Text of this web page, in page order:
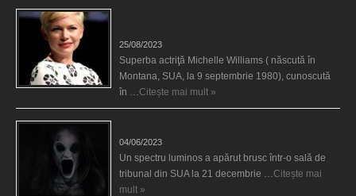
25/08/2023
Superba actriţă Michelle Williams ( născută în
Montana, SUA, la 9 septembrie 1980), cunoscută
în … Citește mai mult »
04/06/2023
Un spectru luminos a apărut brusc într-o sală de
tribunal din SUA la 21 decembrie … Citește mai
mult »